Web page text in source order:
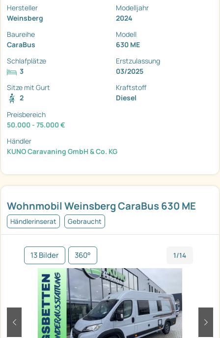
Wohnmobil Weinsberg CaraBus 630 ME
Händlerinserat Gebraucht
13 Bilder 360° 1/14
zurück
Hersteller
Weinsberg
Modelljahr
2024
Baureihe
CaraBus
Modell
630 ME
Schlafplätze
3
Erstzulassung
03/2025
Sitze mit Gurt
2
Kraftstoff
Diesel
Preisbereich
50.000 - 75.000 €
Händler
KUNO Caravaning GmbH & Co. KG